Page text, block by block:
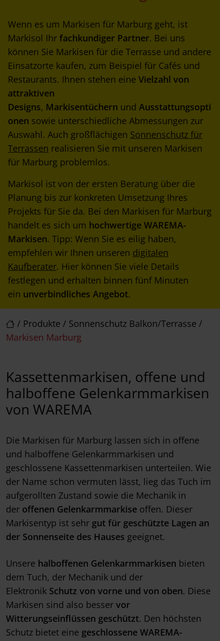
/ Produkte / Sonnenschutz Balkon/Terrasse /
Markisen Marburg
Wenn es um Markisen für Marburg geht, ist
Markisol Ihr fachkundiger Partner. Bei uns
können Sie Markisen für die Terrasse und andere
Einsatzorte kaufen, zum Beispiel für Cafés und
Restaurants. Ihnen stehen eine Vielzahl von
attraktiven
Designs, Markisentüchern und Ausstattungsopti
onen sowie unterschiedliche Abmessungen zur
Auswahl. Auch großflächigen Sonnenschutz für
Terrassen realisieren Sie mit unseren Markisen
für Marburg problemlos.
Markisol ist von der ersten Beratung über die
Planung bis zur konkreten Umsetzung Ihres
Projekts für Sie da. Bei den Markisen für Marburg
handelt es sich um hochwertige WAREMA-
Markisen. Tipp: Wenn Sie es eilig haben,
empfehlen wir Ihnen unseren digitalen
Kaufberater. Hier können Sie viele Details
festlegen und erhalten binnen fünf Minuten
ein unverbindliches Angebot.
Kassettenmarkisen, offene und
halboffene Gelenkarmmarkisen
von WAREMA
Die Markisen für Marburg lassen sich in offene
und halboffene Gelenkarmmarkisen und
geschlossene Kassettenmarkisen unterteilen. Wie
der Name schon vermuten lässt, lieg das Tuch im
aufgerollten Zustand sowie die Mechanik in
der offenen Gelenkarmmarkise offen. Dieser
Markisentyp ist sehr gut für geschützte Lagen an
der Sonnenseite des Hauses geeignet.
Unsere halboffenen Gelenkarmmarkisen bieten
dem Tuch, der Mechanik und der
Elektronik Schutz von vorne und von oben. Diese
Markisen sind also besser vor
Witterungseinflüssen geschützt. Den höchsten
Schutz bietet eine geschlossene WAREMA-